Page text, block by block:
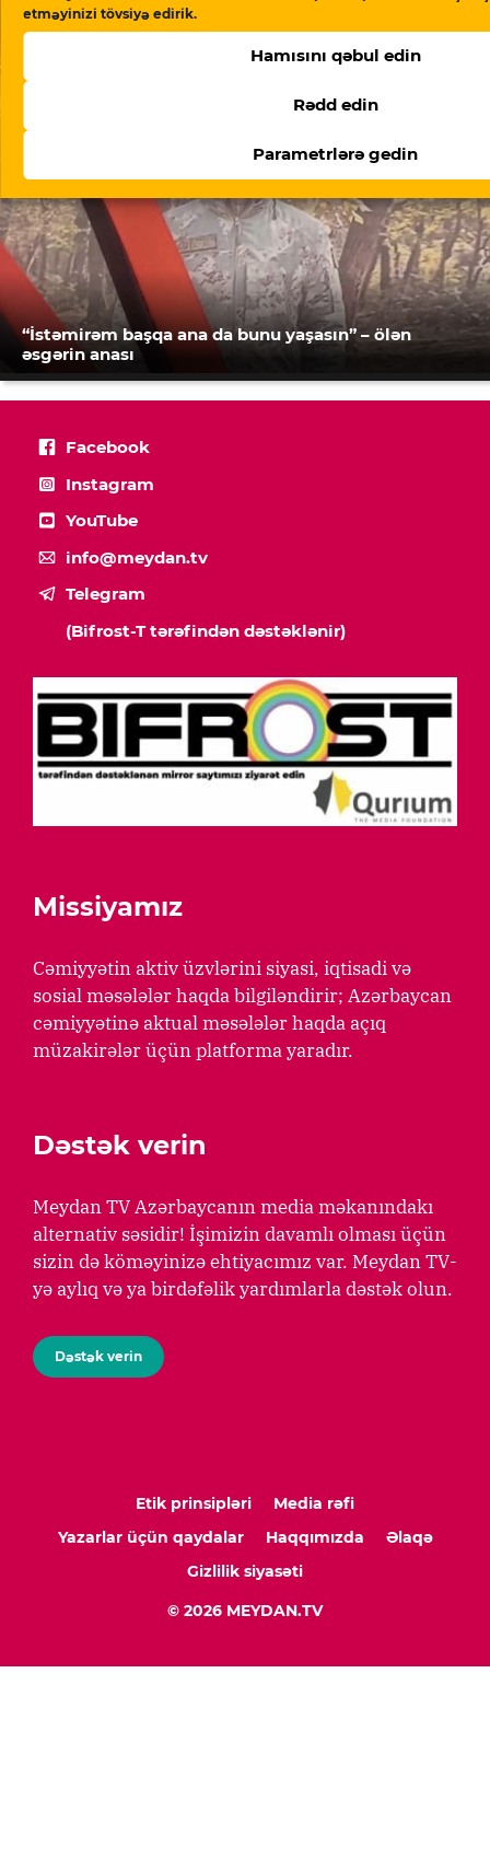
etməyinizi tövsiyə edirik.
Hamısını qəbul edin
Rədd edin
Parametrlərə gedin
Şurasından çıxmağı gözdən keçirir”
“İstəmirəm başqa ana da bunu yaşasın” – ölən
əsgərin anası
Facebook
Instagram
YouTube
info@meydan.tv
Telegram
(Bifrost-T tərəfindən dəstəklənir)
Missiyamız
Cəmiyyətin aktiv üzvlərini siyasi, iqtisadi və
sosial məsələlər haqda bilgiləndirir; Azərbaycan
cəmiyyətinə aktual məsələlər haqda açıq
müzakirələr üçün platforma yaradır.
Dəstək verin
Meydan TV Azərbaycanın media məkanındakı
alternativ səsidir! İşimizin davamlı olması üçün
sizin də köməyinizə ehtiyacımız var. Meydan TV-
yə aylıq və ya birdəfəlik yardımlarla dəstək olun.
Dəstək verin
Etik prinsipləri
Media rəfi
Yazarlar üçün qaydalar
Haqqımızda
Əlaqə
Gizlilik siyasəti
© 2026 MEYDAN.TV